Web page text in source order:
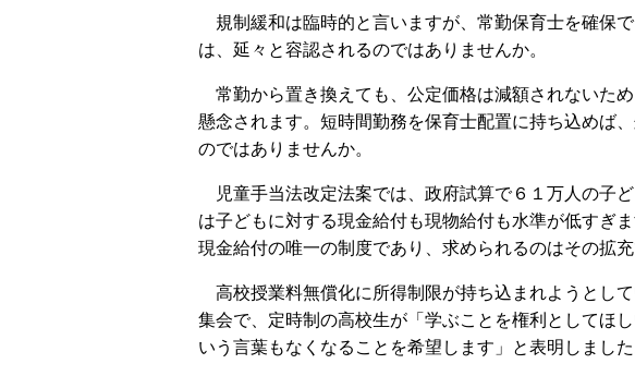
規制緩和は臨時的と言いますが、常勤保育士を確保
は、延々と容認されるのではありませんか。
常勤から置き換えても、公定価格は減額されないた
懸念されます。短時間勤務を保育士配置に持ち込めば
のではありませんか。
児童手当法改定法案では、政府試算で６１万人の子
は子どもに対する現金給付も現物給付も水準が低すぎ
現金給付の唯一の制度であり、求められるのはその拡充
高校授業料無償化に所得制限が持ち込まれようとし
集会で、定時制の高校生が「学ぶことを権利としてほ
いう言葉もなくなることを希望します」と表明しまし